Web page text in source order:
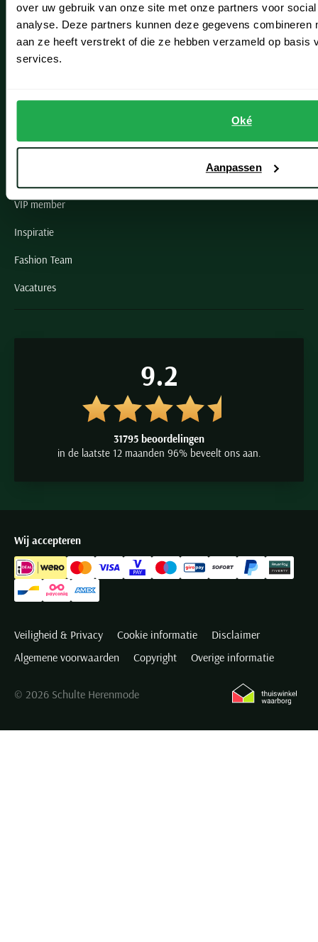
over uw gebruik van onze site met onze partners voor
analyse. Deze partners kunnen deze gegevens combineren
aan ze heeft verstrekt of die ze hebben verzameld op basis
services.
Oké
Aanpassen
Noordwijk
Oegstgeest
Grote maten herenkleding
VIP member
Inspiratie
Fashion Team
Vacatures
9.2
31795 beoordelingen
in de laatste 12 maanden 96% beveelt ons aan.
Wij accepteren
Veiligheid & Privacy Cookie informatie
Disclaimer
Algemene voorwaarden
Copyright Overige informatie
© 2026 Schulte Herenmode